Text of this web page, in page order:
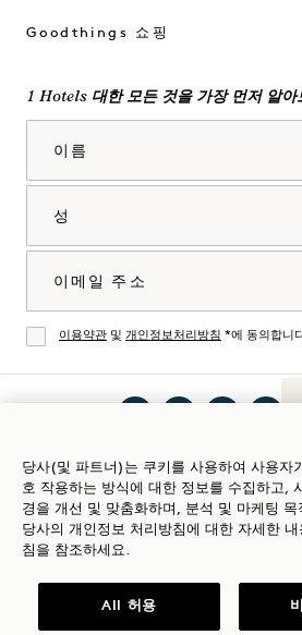
Goodthings 쇼핑
1 Hotels 대한 모든 것을 가장 먼저 알아
동의
이용약관 및 개인정보처리방침 *에 동의합니
타그
램에
서 1
Hotels
방문
하기
에서
1
Hotels
하기
스북
에서
1
방문
브에
서 1
하기
1
숙박 가이드
당사(및 파트너)는 쿠키를 사용하여 사용자
호 작용하는 방식에 대한 정보를 수집하고,
경을 개선 및 맞춤화하며, 분석 및 마케팅
당사의 개인정보 처리방침에 대한 자세한 내
침을 참조하세요.
All 허용